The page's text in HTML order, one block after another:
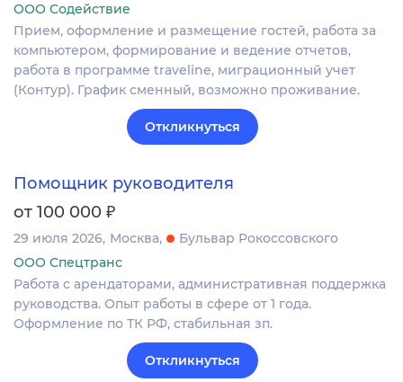
ООО Содействие
Прием, оформление и размещение гостей, работа за
компьютером, формирование и ведение отчетов,
работа в программе traveline, миграционный учет
(Контур). График сменный, возможно проживание.
Откликнуться
Помощник руководителя
от 100 000 ₽
29 июля 2026 Москва
Бульвар Рокоссовского
ООО Спецтранс
Работа с арендаторами, административная поддержка
руководства. Опыт работы в сфере от 1 года.
Оформление по ТК РФ, стабильная зп.
Откликнуться